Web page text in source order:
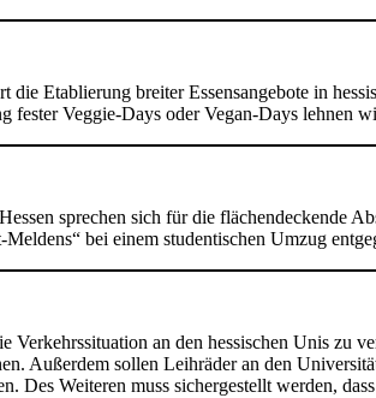
Etablierung breiter Essensangebote in
Veggie-Days oder Vegan-Days lehnen
sprechen sich für die flächendeckende
bei einem studentischen Umzug
Verkehrssituation an den hessischen Unis zu
Außerdem sollen Leihräder an den
Des Weiteren muss sichergestellt werden,